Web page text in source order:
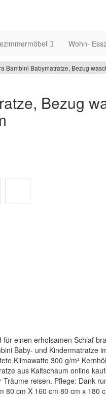
Wohn-
Bambini Babymatratze, Bezug
Bezug
einen erholsamen Schlaf
Baby- und Kindermatratze
Klimawatte 300 g/m²
aus Kaltschaum online
reisen. Pflege: Dank
80 cm X 160 cm 80 cm x 180